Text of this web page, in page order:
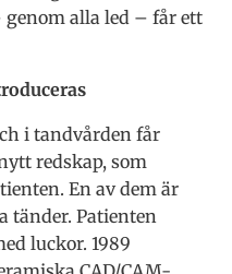
alla led – får ett
i tandvården får
redskap, som
En av dem är
tänder. Patienten
luckor. 1989